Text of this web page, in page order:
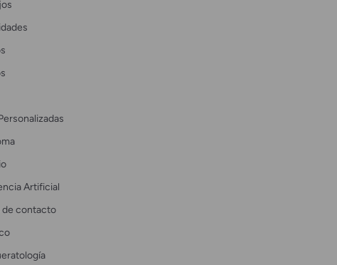
Artificial
de contacto